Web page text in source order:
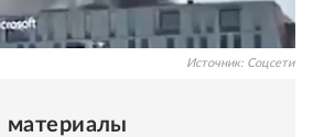
Источник: Соцсети
материалы